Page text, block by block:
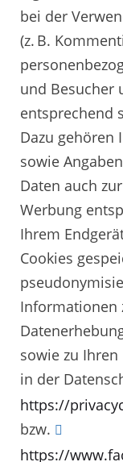
bei der
(z. B.
und Besucher
entsprechend
Dazu gehören
sowie
Daten auch
Werbung
Ihrem
Cookies
Informationen
sowie zu
in der
https://
bzw.
https://